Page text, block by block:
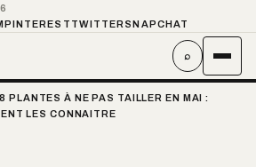
PINTEREST TWITTER SNAPCHAT
⌕
8 PLANTES À NE PAS TAILLER EN MAI :
LES CONNAITRE